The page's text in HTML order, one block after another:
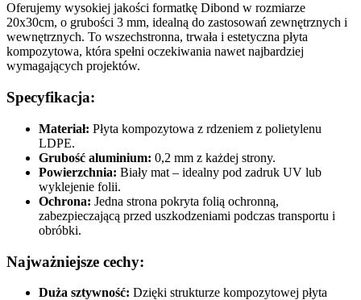
Oferujemy wysokiej jakości formatkę Dibond w rozmiarze
20x30cm, o grubości 3 mm, idealną do zastosowań zewnętrznych i
wewnętrznych. To wszechstronna, trwała i estetyczna płyta
kompozytowa, która spełni oczekiwania nawet najbardziej
wymagających projektów.
Specyfikacja:
Materiał: Płyta kompozytowa z rdzeniem z polietylenu
LDPE.
Grubość aluminium: 0,2 mm z każdej strony.
Powierzchnia: Biały mat – idealny pod zadruk UV lub
wyklejenie folii.
Ochrona: Jedna strona pokryta folią ochronną,
zabezpieczającą przed uszkodzeniami podczas transportu i
obróbki.
Najważniejsze cechy:
Duża sztywność: Dzięki strukturze kompozytowej płyta